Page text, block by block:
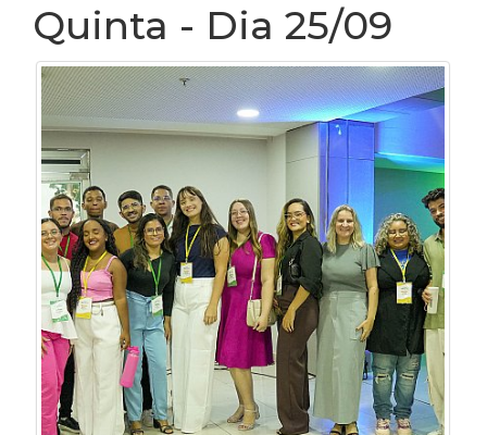
Quinta - Dia 25/09